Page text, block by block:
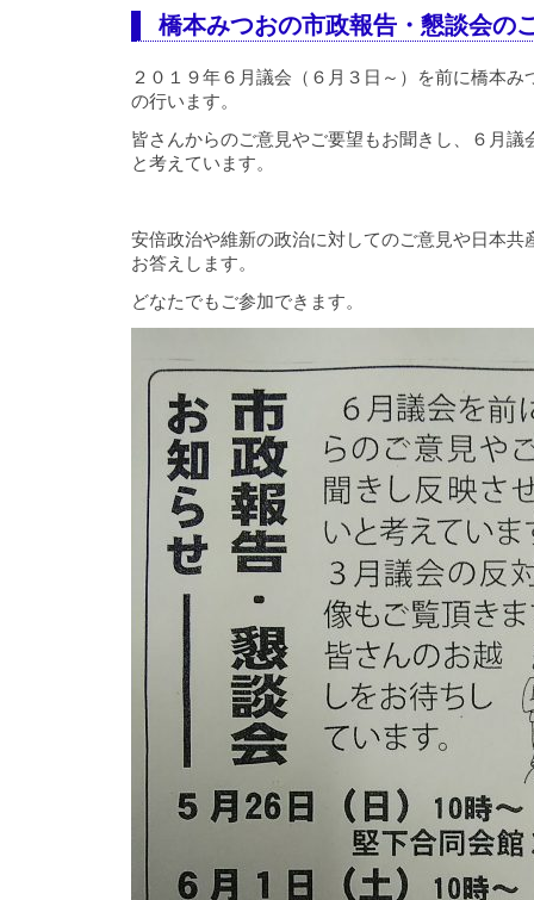
橋本みつおの市政報告・懇談会の
２０１９年６月議会（６月３日～）を前に橋本み
の行います。
皆さんからのご意見やご要望もお聞きし、６月議
と考えています。
安倍政治や維新の政治に対してのご意見や日本共
お答えします。
どなたでもご参加できます。